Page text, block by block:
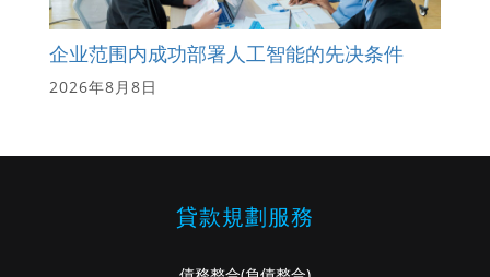
企业范围内成功部署人工智能的先决条件
2026年8月8日
貸款規劃服務